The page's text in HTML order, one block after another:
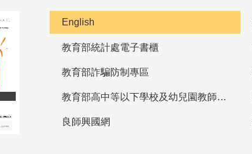
English
教育部統計處電子書櫃
教育部詐騙防制專區
教育部高中等以下學校及幼兒園教師資格檢定考試
良師興國網